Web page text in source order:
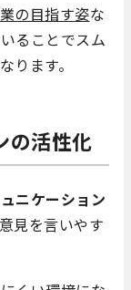
の目指す姿な
ることでスム
ります。
の活性化
ニケーション
見を言いやす